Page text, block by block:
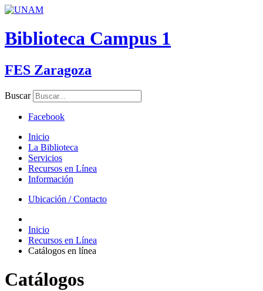
Biblioteca Campus 1
FES Zaragoza
Buscar
Facebook
Inicio
La Biblioteca
Servicios
Recursos en Línea
Información
Ubicación / Contacto
Inicio
Recursos en Línea
Catálogos en línea
Catálogos